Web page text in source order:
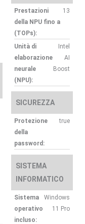
Prestazioni
della NPU fino a
(TOPs):
13
Unità di
elaborazione
neurale
(NPU):
Intel
AI
Boost
SICUREZZA
Protezione
della
password:
true
SISTEMA
INFORMATICO
Sistema
operativo
incluso:
Windows
11 Pro